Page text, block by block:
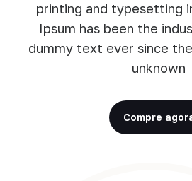
printing and typesetting
Ipsum has been the
dummy text ever since
unknown
Compre